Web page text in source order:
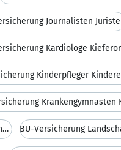
Journalisten
Kardiologe
Kinderpfleger
BU-Versicherung Landmaschinenmechaniker Landwirte BU-Versicherung